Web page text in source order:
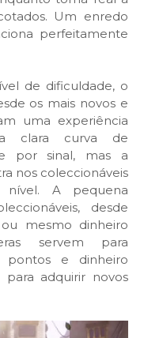
Um enredo
perfeitamente
de dificuldade, o
os mais novos e
uma experiência
clara curva de
por sinal, mas a
nos coleccionáveis
A pequena
desde
mesmo dinheiro
servem para
pontos e dinheiro
adquirir novos